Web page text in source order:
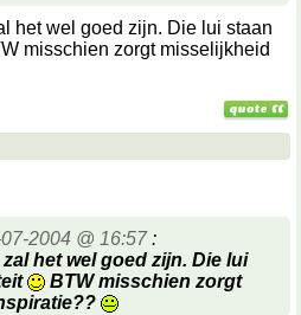
het wel goed zijn. Die lui staan
misschien zorgt misselijkheid
2004 @ 16:57:
het wel goed zijn. Die lui
BTW misschien zorgt